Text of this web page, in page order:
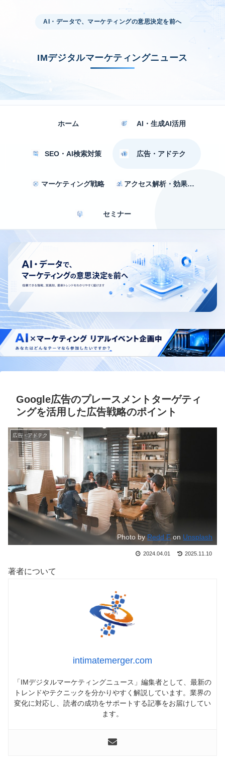
AI・データで、マーケティングの意思決定を前へ
IMデジタルマーケティングニュース
ホーム AI・生成AI活用
SEO・AI検索対策 広告・アドテク
マーケティング戦略 アクセス解析・効果測定
セミナー
Google広告のプレースメントターゲティ
ングを活用した広告戦略のポイント
広告・アドテク
Photo byRedd F on Unsplash
2024.04.01 2025.11.10
著者について
intimatemerger.com
「IMデジタルマーケティングニュース」編集者として、最新の
トレンドやテクニックを分かりやすく解説しています。業界の
変化に対応し、読者の成功をサポートする記事をお届けしてい
ます。